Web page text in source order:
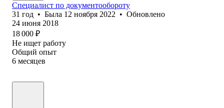
Специалист по документообороту
31 год • Была 12 ноября 2022 • Обновлено
24 июня 2018
18 000 ₽
Не ищет работу
Общий опыт
6 месяцев